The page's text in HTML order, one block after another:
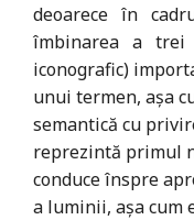
deoarece în
îmbinarea a trei
iconografic)
unui termen, așa
semantică cu
reprezintă primul
conduce înspre
a luminii, așa cum